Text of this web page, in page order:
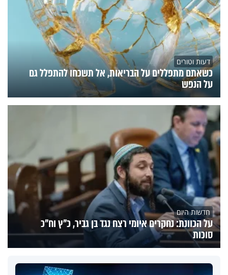
דעות וטורים
כשאתם מתפללים על הבריאות, אל תשכחו להתפלל גם
על הנפש
חדשות היום
על הכוונת: נחקרים איומי רצח נגד בן גביר, כ"ץ וח"כ
סוכות